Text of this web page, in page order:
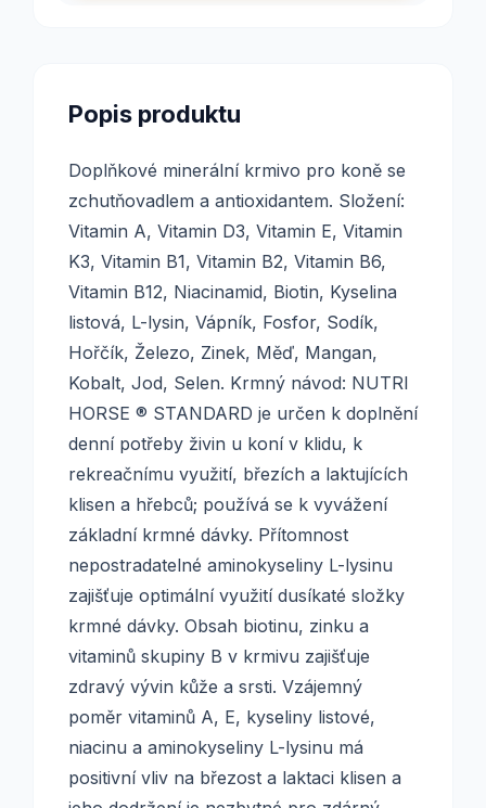
Popis produktu
Doplňkové minerální krmivo pro koně se
zchutňovadlem a antioxidantem. Složení:
Vitamin A, Vitamin D3, Vitamin E, Vitamin
K3, Vitamin B1, Vitamin B2, Vitamin B6,
Vitamin B12, Niacinamid, Biotin, Kyselina
listová, L-lysin, Vápník, Fosfor, Sodík,
Hořčík, Železo, Zinek, Měď, Mangan,
Kobalt, Jod, Selen. Krmný návod: NUTRI
HORSE ® STANDARD je určen k doplnění
denní potřeby živin u koní v klidu, k
rekreačnímu využití, březích a laktujících
klisen a hřebců; používá se k vyvážení
základní krmné dávky. Přítomnost
nepostradatelné aminokyseliny L-lysinu
zajišťuje optimální využití dusíkaté složky
krmné dávky. Obsah biotinu, zinku a
vitaminů skupiny B v krmivu zajišťuje
zdravý vývin kůže a srsti. Vzájemný
poměr vitaminů A, E, kyseliny listové,
niacinu a aminokyseliny L-lysinu má
positivní vliv na březost a laktaci klisen a